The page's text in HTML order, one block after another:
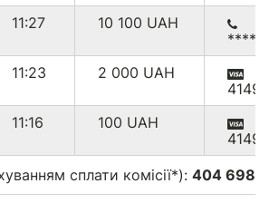
11:27 10 100 UAH
11:23 2 000 UAH
11:16 100 UAH
сплати комісії*): 404